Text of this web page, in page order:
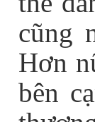
cũng
Hơn
bên